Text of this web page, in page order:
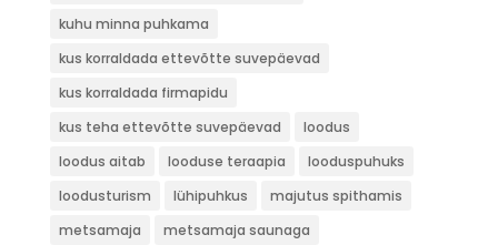
kuhu minna puhkama
kus korraldada ettevõtte suvepäevad
kus korraldada firmapidu
kus teha ettevõtte suvepäevad
loodus
loodus aitab
looduse teraapia
looduspuhuks
loodusturism
lühipuhkus
majutus spithamis
metsamaja
metsamaja saunaga